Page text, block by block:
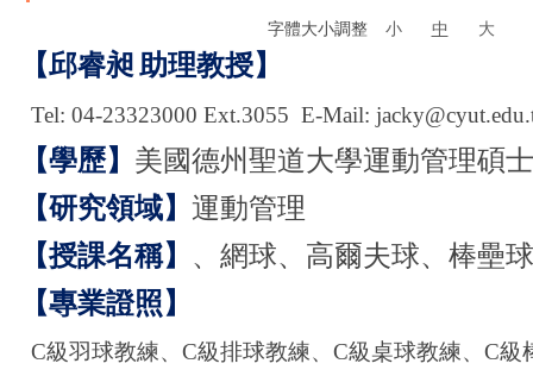
字體大小調整 小 中 大
【邱睿昶助理教授】
Tel: 04-23323000 Ext.3055 E-Mail:
【學歷】 美國德州聖道大學運動管理碩士
【研究領域】 運動管理
【授課名稱】 、網球、高爾夫球、棒壘球
【專業證照】
C級羽球教練、C級排球教練、C級桌球教練、C級